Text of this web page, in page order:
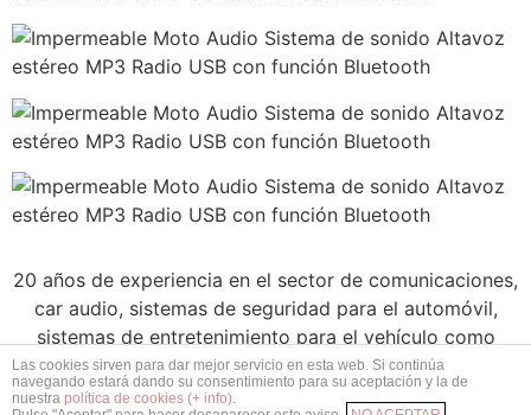
20 años de experiencia en el sector de comunicaciones,
car audio, sistemas de seguridad para el automóvil,
sistemas de entretenimiento para el vehículo como
también mayoristas de las mejores marcas. Centro
instalador con taller propio
Las cookies sirven para dar mejor servicio en esta web. Si continúa
navegando estará dando su consentimiento para su aceptación y la de
nuestra política de cookies (+ info).